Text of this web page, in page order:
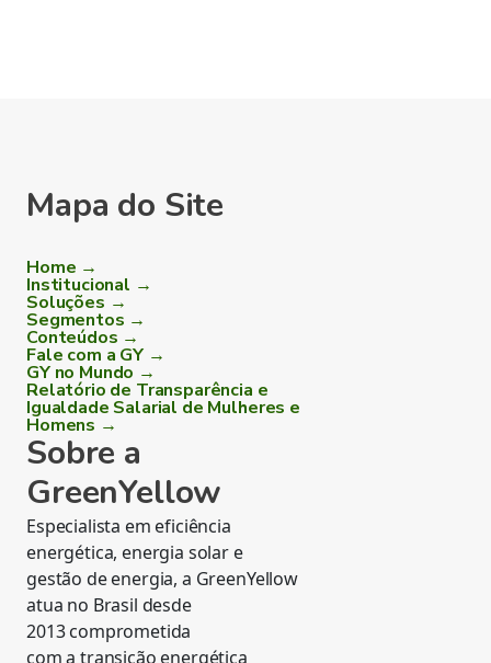
Mapa do Site
Home →
Institucional →
Soluções →
Segmentos →
Conteúdos →
Fale com a GY →
GY no Mundo →
Relatório de Transparência e
Igualdade Salarial de Mulheres e
Homens →
Sobre a
GreenYellow
Especialista em eficiência
energética, energia solar e
gestão de energia, a GreenYellow
atua no Brasil desde
2013 comprometida
com a transição energética